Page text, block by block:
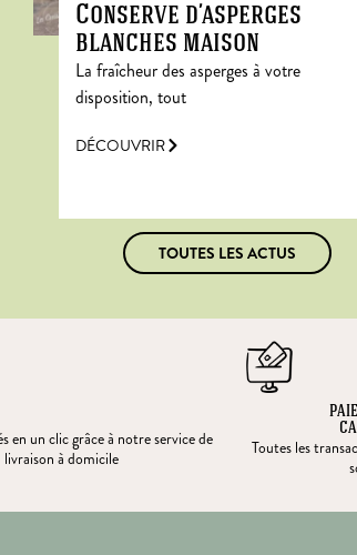
Conserve d’asperges
blanches maison
La fraîcheur des asperges à votre
disposition, tout
DÉCOUVRIR
TOUTES LES ACTUS
en un clic grâce à notre service de
livraison à domicile
Toutes les